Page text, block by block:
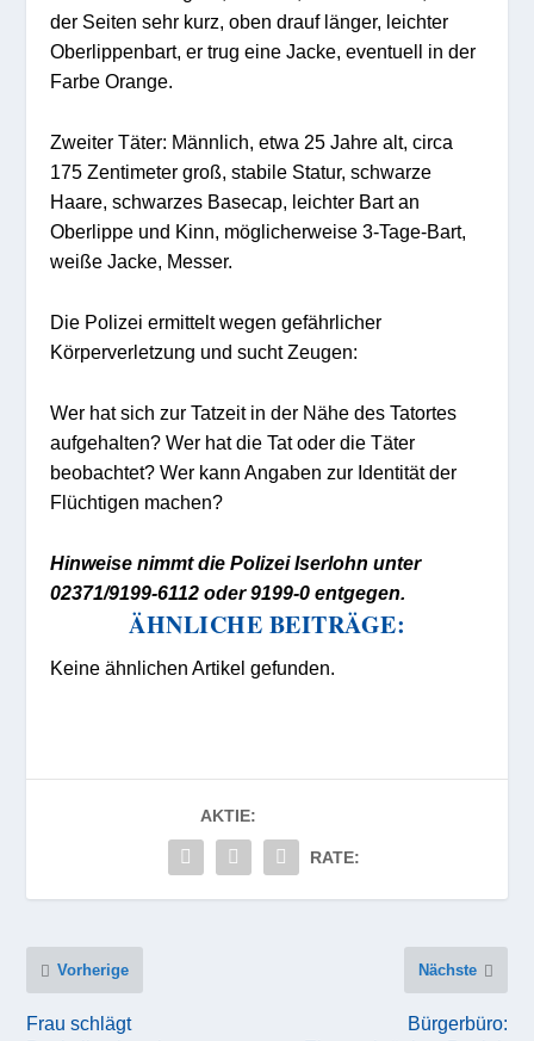
der Seiten sehr kurz, oben drauf länger, leichter
Oberlippenbart, er trug eine Jacke, eventuell in der
Farbe Orange.
Zweiter Täter: Männlich, etwa 25 Jahre alt, circa
175 Zentimeter groß, stabile Statur, schwarze
Haare, schwarzes Basecap, leichter Bart an
Oberlippe und Kinn, möglicherweise 3-Tage-Bart,
weiße Jacke, Messer.
Die Polizei ermittelt wegen gefährlicher
Körperverletzung und sucht Zeugen:
Wer hat sich zur Tatzeit in der Nähe des Tatortes
aufgehalten? Wer hat die Tat oder die Täter
beobachtet? Wer kann Angaben zur Identität der
Flüchtigen machen?
Hinweise nimmt die Polizei Iserlohn unter
02371/9199-6112 oder 9199-0 entgegen.
ÄHNLICHE BEITRÄGE:
Keine ähnlichen Artikel gefunden.
AKTIE:
RATE:
Vorherige
Frau schlägt
Nächste
Bürgerbüro: